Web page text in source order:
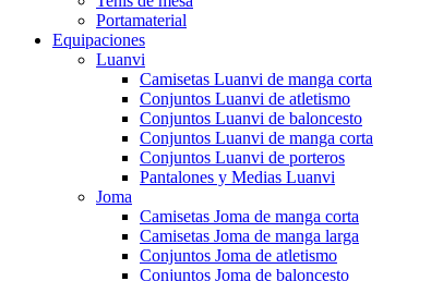
Portamaterial
Equipaciones
Luanvi
Camisetas Luanvi de manga corta
Conjuntos Luanvi de atletismo
Conjuntos Luanvi de baloncesto
Conjuntos Luanvi de manga corta
Conjuntos Luanvi de porteros
Pantalones y Medias Luanvi
Joma
Camisetas Joma de manga corta
Camisetas Joma de manga larga
Conjuntos Joma de atletismo
Conjuntos Joma de baloncesto